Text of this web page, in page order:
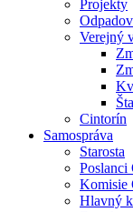
Projekty
Verejný
Cintorín
Samospráva
Starosta
Poslanci
Komisie
Hlavný